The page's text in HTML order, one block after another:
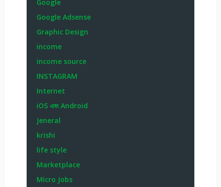
Google
Google Adsense
Graphic Design
income
income source
INSTAGRAM
Internet
iOS এবং Android
Jeneral
krishi
life style
Marketplace
Micro Jobs